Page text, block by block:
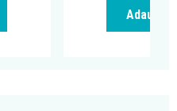
Adauga